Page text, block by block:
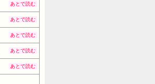
あとで読む
あとで読む
あとで読む
あとで読む
あとで読む